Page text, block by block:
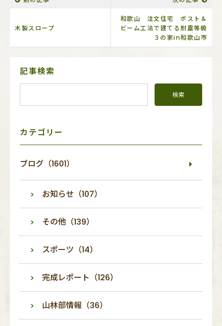
木製スロープ
和歌山 注文住宅 ポスト＆
ビーム工法で建てる耐震等級
３の家in和歌山市
サ
ニ
記事検索
カテゴリー
ブログ（1601）
お知らせ（107）
その他（139）
スポーツ（14）
完成レポート（126）
山林部情報（36）